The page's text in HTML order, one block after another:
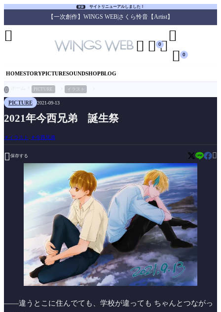
更新 サイトリニューアルしました！
【一次創作】WINGS WEB|さくら怜音【Artist】
HOMESTORYPICTURESOUNDSHOPBLOG
  0

 0

 PICTURE イラスト
PICTURE 2021-09-13
2021年今西兄弟 誕生祭
イラスト 今西兄弟
 保存する 
——違うとこに住んでても、学校が違っても ちゃんとつながっ